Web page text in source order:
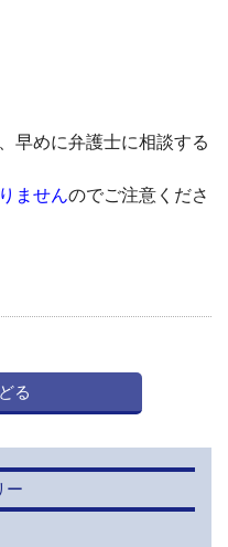
早めに弁護士に相談する
ませんのでご注意くださ
る
ー